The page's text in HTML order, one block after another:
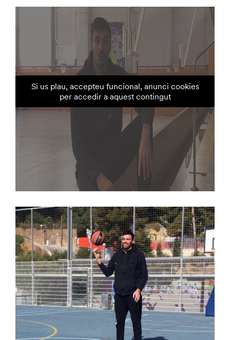
Si us plau, accepteu funcional, anunci cookies
per accedir a aquest contingut